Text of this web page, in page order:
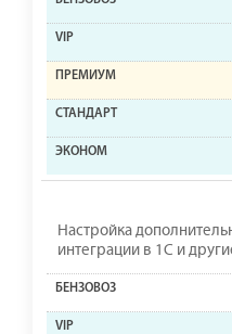
Настройка
интеграции в 1С и